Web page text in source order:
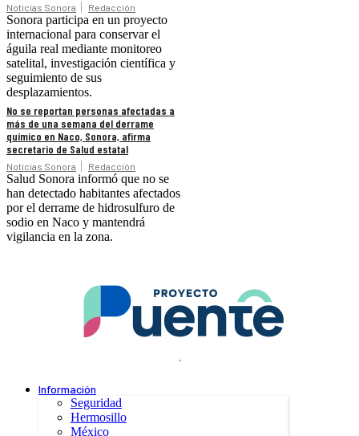
Noticias Sonora Redacción
Sonora participa en un proyecto
internacional para conservar el
águila real mediante monitoreo
satelital, investigación científica y
seguimiento de sus
desplazamientos.
No se reportan personas afectadas a
más de una semana del derrame
químico en Naco, Sonora, afirma
secretario de Salud estatal
Noticias Sonora Redacción
Salud Sonora informó que no se
han detectado habitantes afectados
por el derrame de hidrosulfuro de
sodio en Naco y mantendrá
vigilancia en la zona.
.
Información
Seguridad
Hermosillo
México